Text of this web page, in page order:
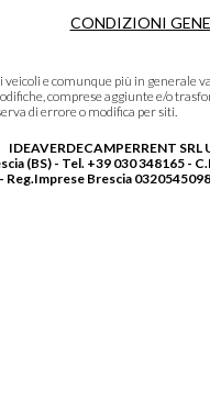
CONDIZIONI
e comunque più in generale
comprese aggiunte e/o
di errore o modifica per siti.
IDEAVERDECAMPERRENT SRL
(BS) - Tel. +39 030 348165 -
Reg.Imprese Brescia